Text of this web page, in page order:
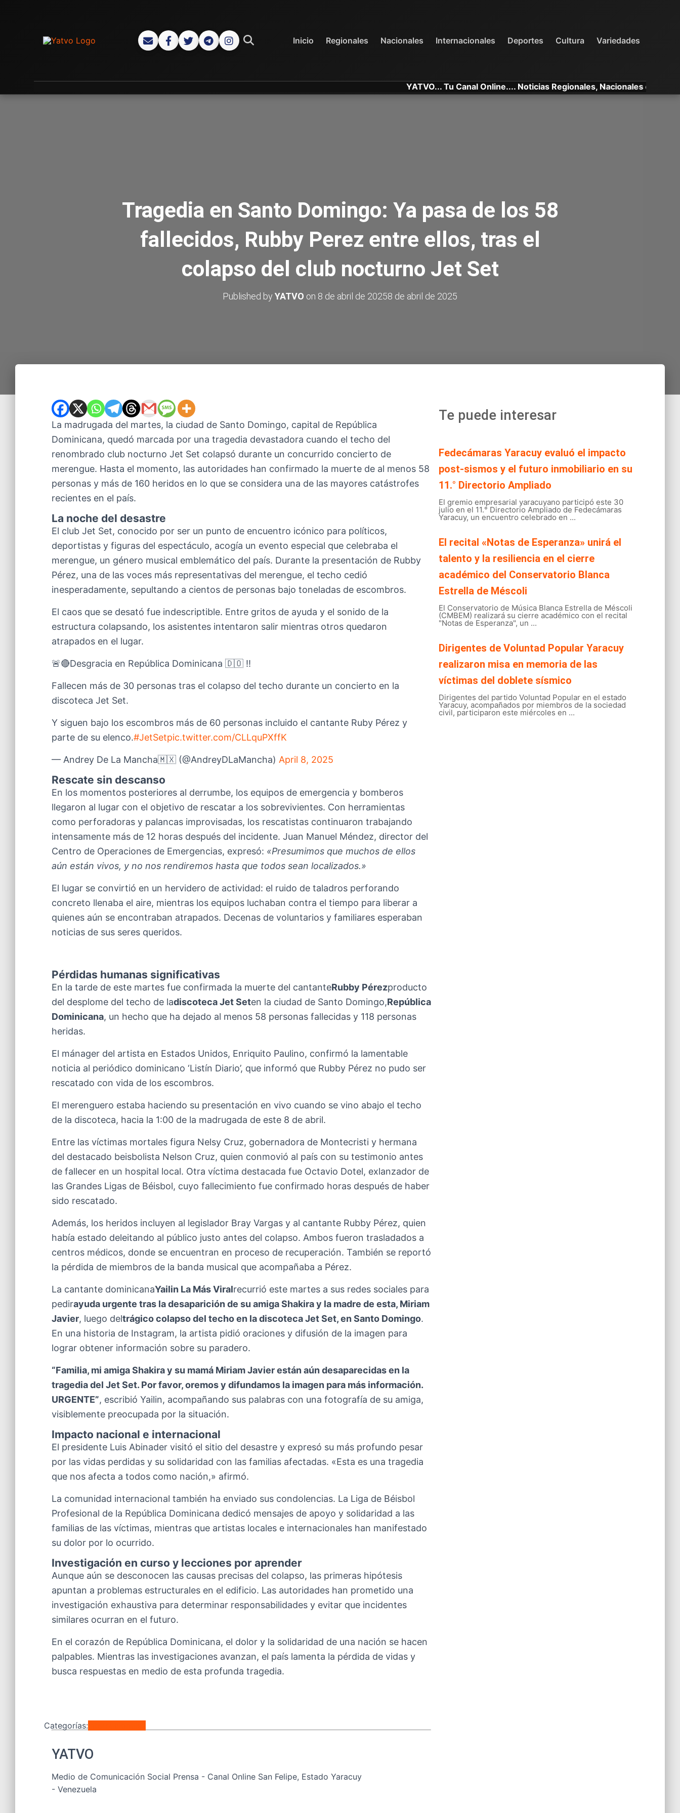
Inicio Regionales Nacionales Internacionales Deportes Cultura Variedades
YATVO... Tu Canal Online.... Noticias Regionales, Nacionales e
Tragedia en Santo Domingo: Ya pasa de los 58
fallecidos, Rubby Perez entre ellos, tras el
colapso del club nocturno Jet Set
Published by YATVO on 8 de abril de 20258 de abril de 2025
La madrugada del martes, la ciudad de Santo Domingo, capital de República
Dominicana, quedó marcada por una tragedia devastadora cuando el techo del
renombrado club nocturno Jet Set colapsó durante un concurrido concierto de
merengue. Hasta el momento, las autoridades han confirmado la muerte de al menos 58
personas y más de 160 heridos en lo que se considera una de las mayores catástrofes
recientes en el país.
La noche del desastre
El club Jet Set, conocido por ser un punto de encuentro icónico para políticos,
deportistas y figuras del espectáculo, acogía un evento especial que celebraba el
merengue, un género musical emblemático del país. Durante la presentación de Rubby
Pérez, una de las voces más representativas del merengue, el techo cedió
inesperadamente, sepultando a cientos de personas bajo toneladas de escombros.
El caos que se desató fue indescriptible. Entre gritos de ayuda y el sonido de la
estructura colapsando, los asistentes intentaron salir mientras otros quedaron
atrapados en el lugar.
🚨🔴Desgracia en República Dominicana 🇩🇴 ‼️
Fallecen más de 30 personas tras el colapso del techo durante un concierto en la
discoteca Jet Set.
Y siguen bajo los escombros más de 60 personas incluido el cantante Ruby Pérez y
parte de su elenco.#JetSetpic.twitter.com/CLLquPXffK
— Andrey De La Mancha🇲🇽 (@AndreyDLaMancha) April 8, 2025
Rescate sin descanso
En los momentos posteriores al derrumbe, los equipos de emergencia y bomberos
llegaron al lugar con el objetivo de rescatar a los sobrevivientes. Con herramientas
como perforadoras y palancas improvisadas, los rescatistas continuaron trabajando
intensamente más de 12 horas después del incidente. Juan Manuel Méndez, director del
Centro de Operaciones de Emergencias, expresó: «Presumimos que muchos de ellos
aún están vivos, y no nos rendiremos hasta que todos sean localizados.»
El lugar se convirtió en un hervidero de actividad: el ruido de taladros perforando
concreto llenaba el aire, mientras los equipos luchaban contra el tiempo para liberar a
quienes aún se encontraban atrapados. Decenas de voluntarios y familiares esperaban
noticias de sus seres queridos.
Pérdidas humanas significativas
En la tarde de este martes fue confirmada la muerte del cantanteRubby Pérezproducto
del desplome del techo de ladiscoteca Jet Seten la ciudad de Santo Domingo,República
Dominicana, un hecho que ha dejado al menos 58 personas fallecidas y 118 personas
heridas.
El mánager del artista en Estados Unidos, Enriquito Paulino, confirmó la lamentable
noticia al periódico dominicano ‘Listín Diario’, que informó que Rubby Pérez no pudo ser
rescatado con vida de los escombros.
El merenguero estaba haciendo su presentación en vivo cuando se vino abajo el techo
de la discoteca, hacia la 1:00 de la madrugada de este 8 de abril.
Entre las víctimas mortales figura Nelsy Cruz, gobernadora de Montecristi y hermana
del destacado beisbolista Nelson Cruz, quien conmovió al país con su testimonio antes
de fallecer en un hospital local. Otra víctima destacada fue Octavio Dotel, exlanzador de
las Grandes Ligas de Béisbol, cuyo fallecimiento fue confirmado horas después de haber
sido rescatado.
Además, los heridos incluyen al legislador Bray Vargas y al cantante Rubby Pérez, quien
había estado deleitando al público justo antes del colapso. Ambos fueron trasladados a
centros médicos, donde se encuentran en proceso de recuperación. También se reportó
la pérdida de miembros de la banda musical que acompañaba a Pérez.
La cantante dominicanaYailin La Más Viralrecurrió este martes a sus redes sociales para
pedirayuda urgente tras la desaparición de su amiga Shakira y la madre de esta, Miriam
Javier, luego deltrágico colapso del techo en la discoteca Jet Set, en Santo Domingo.
En una historia de Instagram, la artista pidió oraciones y difusión de la imagen para
lograr obtener información sobre su paradero.
“Familia, mi amiga Shakira y su mamá Miriam Javier están aún desaparecidas en la
tragedia del Jet Set. Por favor, oremos y difundamos la imagen para más información.
URGENTE”, escribió Yailin, acompañando sus palabras con una fotografía de su amiga,
visiblemente preocupada por la situación.
Impacto nacional e internacional
El presidente Luis Abinader visitó el sitio del desastre y expresó su más profundo pesar
por las vidas perdidas y su solidaridad con las familias afectadas. «Esta es una tragedia
que nos afecta a todos como nación,» afirmó.
La comunidad internacional también ha enviado sus condolencias. La Liga de Béisbol
Profesional de la República Dominicana dedicó mensajes de apoyo y solidaridad a las
familias de las víctimas, mientras que artistas locales e internacionales han manifestado
su dolor por lo ocurrido.
Investigación en curso y lecciones por aprender
Aunque aún se desconocen las causas precisas del colapso, las primeras hipótesis
apuntan a problemas estructurales en el edificio. Las autoridades han prometido una
investigación exhaustiva para determinar responsabilidades y evitar que incidentes
similares ocurran en el futuro.
En el corazón de República Dominicana, el dolor y la solidaridad de una nación se hacen
palpables. Mientras las investigaciones avanzan, el país lamenta la pérdida de vidas y
busca respuestas en medio de esta profunda tragedia.
Categorías:
YATVO
Medio de Comunicación Social Prensa - Canal Online San Felipe, Estado Yaracuy
- Venezuela
Te puede interesar
Fedecámaras Yaracuy evaluó el impacto
post-sismos y el futuro inmobiliario en su
11.° Directorio Ampliado
El gremio empresarial yaracuyano participó este 30
julio en el 11.° Directorio Ampliado de Fedecámaras
Yaracuy, un encuentro celebrado en ...
El recital «Notas de Esperanza» unirá el
talento y la resiliencia en el cierre
académico del Conservatorio Blanca
Estrella de Méscoli
El Conservatorio de Música Blanca Estrella de Méscoli
(CMBEM) realizará su cierre académico con el recital
"Notas de Esperanza", un ...
Dirigentes de Voluntad Popular Yaracuy
realizaron misa en memoria de las
víctimas del doblete sísmico
Dirigentes del partido Voluntad Popular en el estado
Yaracuy, acompañados por miembros de la sociedad
civil, participaron este miércoles en ...